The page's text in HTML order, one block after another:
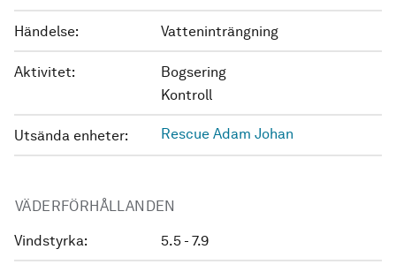
Händelse: Vatteninträngning
Aktivitet:
Bogsering
Kontroll
Utsända enheter: Rescue Adam Johan
VÄDERFÖRHÅLLANDEN
Vindstyrka: 5.5 - 7.9